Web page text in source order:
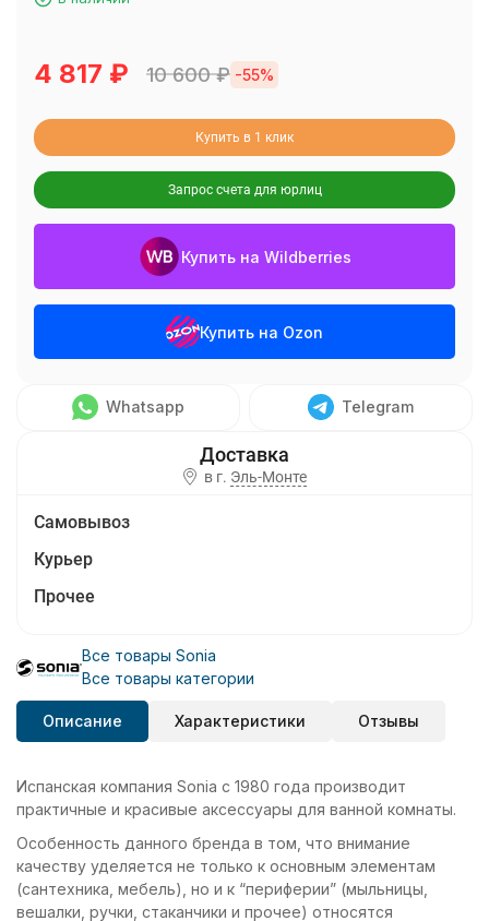
4 817 ₽ 10 600₽ -55%
Купить в 1 клик
Запрос счета для юрлиц
Купить на Wildberries
Купить на Ozon
Whatsapp Telegram
в г. Эль-Монте
Самовывоз
Курьер
Прочее
Все товары Sonia
Все товары категории
Описание Характеристики Отзывы
Испанская компания Sonia с 1980 года производит
практичные и красивые аксессуары для ванной комнаты.
Особенность данного бренда в том, что внимание
качеству уделяется не только к основным элементам
(сантехника, мебель), но и к “периферии” (мыльницы,
вешалки, ручки, стаканчики и прочее) относятся